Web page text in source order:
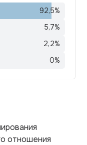
92,5%
5,7%
2,2%
0%
отношения